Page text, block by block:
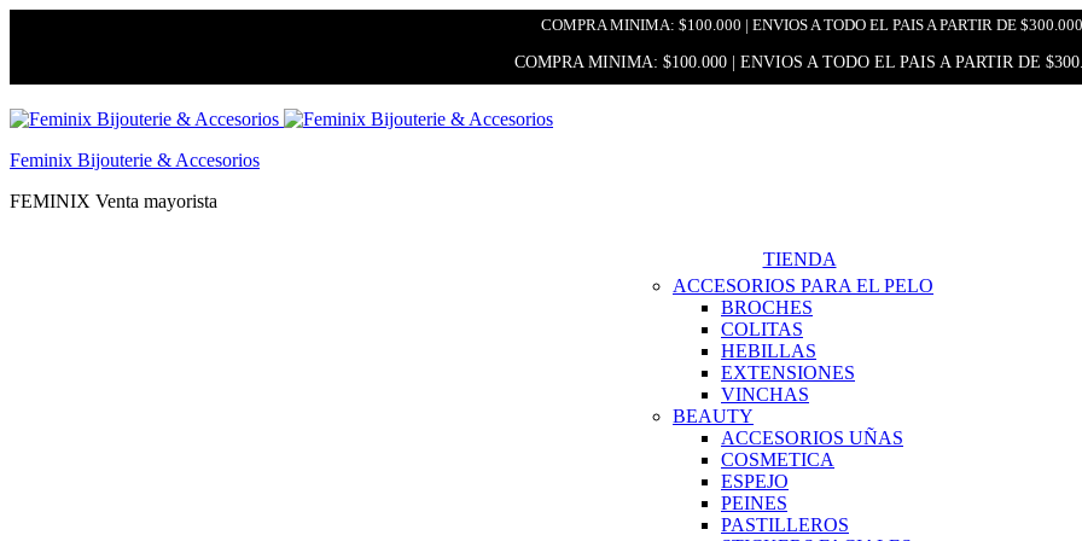
COMPRA MINIMA: $100.000 | ENVIOS A TODO EL PAIS A PARTIR DE $300.000
COMPRA MINIMA: $100.000 | ENVIOS A TODO EL PAIS A PARTIR DE
Feminix Bijouterie & Accesorios
FEMINIX Venta mayorista
TIENDA
ACCESORIOS PARA EL PELO
BROCHES
COLITAS
HEBILLAS
EXTENSIONES
VINCHAS
BEAUTY
ACCESORIOS UÑAS
COSMETICA
ESPEJO
PEINES
PASTILLEROS